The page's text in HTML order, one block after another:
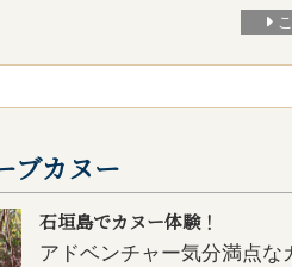
ブカヌー
石垣島でカヌー体験！
アドベンチャー気分満点な